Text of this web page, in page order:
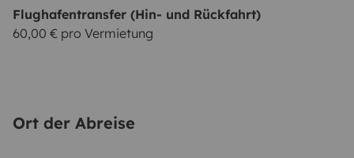
Flughafentransfer (Hin- und Rückfahrt)
60,00 € pro Vermietung
Ort der Abreise